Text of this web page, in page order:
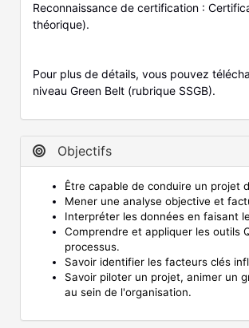
Reconnaissance de certification :
théorique).
Pour plus de détails, vous pouvez
niveau Green Belt (rubrique SSGB).
Objectifs
Être capable de conduire un projet
Mener une analyse objective et
Interpréter les données en faisant
Comprendre et appliquer les outils
processus.
Savoir identifier les facteurs clés
Savoir piloter un projet, animer un
au sein de l'organisation.